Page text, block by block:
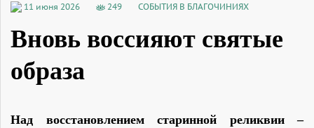
11 июня 2026 249 СОБЫТИЯ В БЛАГОЧИНИЯХ
Вновь воссияют святые
образа
Над восстановлением старинной реликвии –